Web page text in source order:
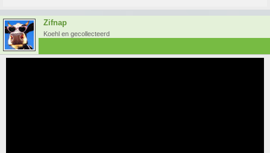
Zifnap
Koehl en gecollecteerd